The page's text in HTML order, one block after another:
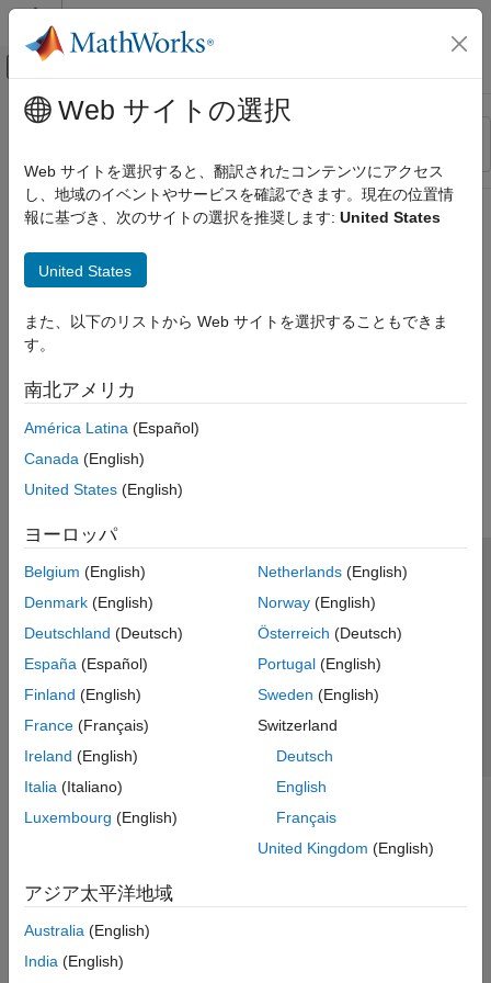
コンテンツへスキップ
オフキャンバス ナビゲーション メ
リソース
ステータス
メインコンテンツ
Web サイトの選択
Web サイトを選択すると、翻訳されたコンテンツにアクセス
し、地域のイベントやサービスを確認できます。現在の位置情
報に基づき、次のサイトの選択を推奨します: United States
United States
また、以下のリストから Web サイトを選択することもできま
す。
南北アメリカ
América Latina (Español)
Canada (English)
United States (English)
ヨーロッパ
Belgium (English)
Denmark (English)
Deutschland (Deutsch)
España (Español)
Finland (English)
France (Français)
Ireland (English)
Italia (Italiano)
Luxembourg (English)
Netherlands(English)
Norway(English)
Österreich (Deutsch)
Portugal(English)
Sweden (English)
Switzerland
Deutsch
English
Français
United Kingdom (English)
アジア太平洋地域
Australia (English)
India (English)
トラストセンター
プライバシー ポリシー
違法コピー防止
アプリケーション ステータス
© 1994-2026 The MathWorks, Inc.